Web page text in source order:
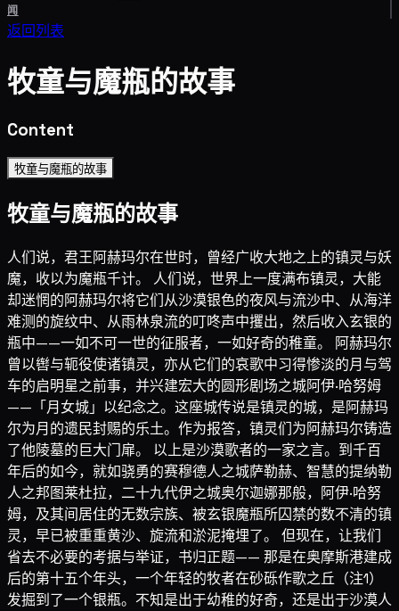
闻
返回列表
牧童与魔瓶的故事
Content
牧童与魔瓶的故事
牧童与魔瓶的故事
人们说，君王阿赫玛尔在世时，曾经广收大地之上的镇灵与妖
魔，收以为魔瓶千计。 人们说，世界上一度满布镇灵，大能
却迷惘的阿赫玛尔将它们从沙漠银色的夜风与流沙中、从海洋
难测的旋纹中、从雨林泉流的叮咚声中攫出，然后收入玄银的
瓶中——一如不可一世的征服者，一如好奇的稚童。 阿赫玛尔
曾以辔与轭役使诸镇灵，亦从它们的哀歌中习得惨淡的月与驾
车的启明星之前事，并兴建宏大的圆形剧场之城阿伊·哈努姆
——「月女城」以纪念之。这座城传说是镇灵的城，是阿赫玛
尔为月的遗民封赐的乐土。作为报答，镇灵们为阿赫玛尔铸造
了他陵墓的巨大门扉。 以上是沙漠歌者的一家之言。到千百
年后的如今，就如骁勇的赛穆德人之城萨勒赫、智慧的提纳勒
人之邦图莱杜拉，二十九代伊之城奥尔迦娜那般，阿伊·哈努
姆，及其间居住的无数宗族、被玄银魔瓶所囚禁的数不清的镇
灵，早已被重重黄沙、旋流和淤泥掩埋了。 但现在，让我们
省去不必要的考据与举证，书归正题—— 那是在奥摩斯港建成
后的第十五个年头，一个年轻的牧者在砂砾作歌之丘（注1）
发掘到了一个银瓶。不知是出于幼稚的好奇，还是出于沙漠人